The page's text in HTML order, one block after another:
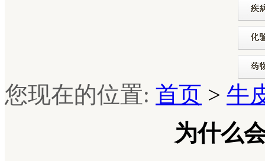
您现在的位置: 首页 > 牛
为什么